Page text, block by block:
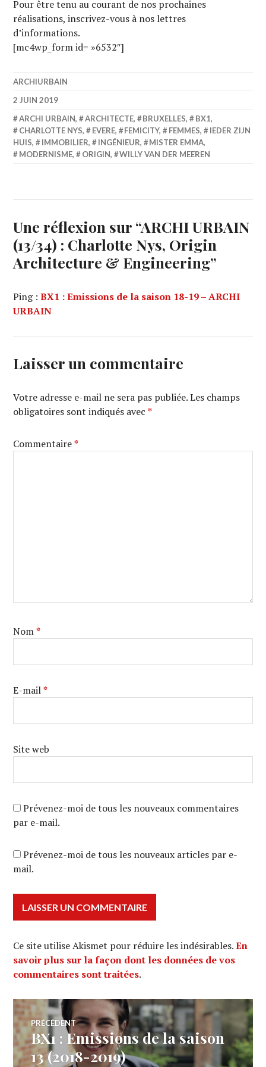
Pour être tenu au courant de nos prochaines
réalisations, inscrivez-vous à nos lettres
d’informations.
[mc4wp_form id= »6532″]
ARCHIURBAIN
2 JUIN 2019
ARCHI URBAIN, ARCHITECTE, BRUXELLES, BX1,
CHARLOTTE NYS, EVERE, FEMICITY, FEMMES,
IEDER ZIJN
HUIS, IMMOBILIER, INGÉNIEUR, MISTER EMMA,
MODERNISME, ORIGIN, WILLY VAN DER MEEREN
Une réflexion sur “ARCHI URBAIN
(13/34) : Charlotte Nys, Origin
Architecture & Engineering”
Ping :BX1 : Emissions de la saison 18-19 – ARCHI
URBAIN
Laisser un commentaire
Votre adresse e-mail ne sera pas publiée. Les champs
obligatoires sont indiqués avec*
Commentaire*
Nom*
E-mail*
Site web
Prévenez-moi de tous les nouveaux commentaires
par e-mail.
Prévenez-moi de tous les nouveaux articles par e-
mail.
Ce site utilise Akismet pour réduire les indésirables.En
savoir plus sur la façon dont les données de vos
commentaires sont traitées.
Navigation
de
PRÉCÉDENT
Article
précédent :
BX1 : Emissions de la saison
13 (2018-2019)